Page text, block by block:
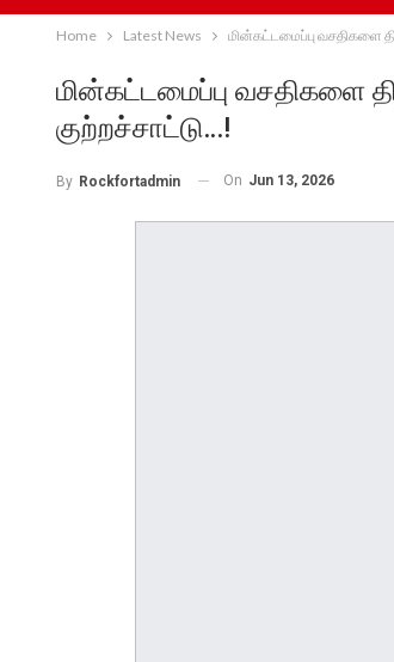
Home Latest News மின்கட்டமைப்பு வசதிகளை
மின்கட்டமைப்பு வசதிகளை
குற்றச்சாட்டு…!
By Rockfortadmin On Jun 13, 2026